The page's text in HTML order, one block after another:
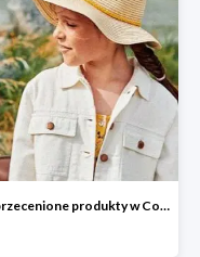
Nieprzecenione produkty w Coccodrillo -20%